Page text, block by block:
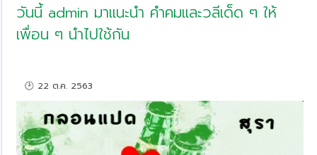
วันนี้ admin มาแนะนำ คำคมและวลีเด็ด ๆ ให้
เพื่อน ๆ นำไปใช้กัน
🕑 22 ต.ค. 2563